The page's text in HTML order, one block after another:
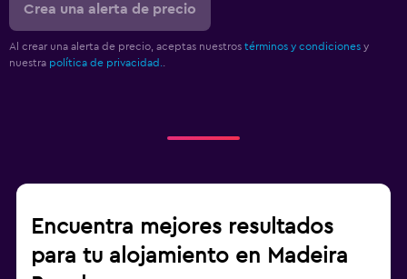
Crea una alerta de precio
Al crear una alerta de precio, aceptas nuestros términos y condiciones y
nuestra política de privacidad.
Encuentra mejores resultados
para tu alojamiento en Madeira